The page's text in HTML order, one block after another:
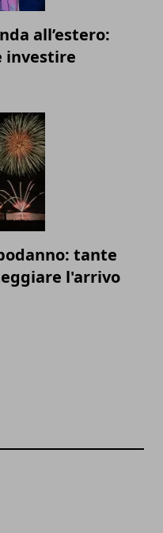
all’estero:
investire
tante
l'arrivo